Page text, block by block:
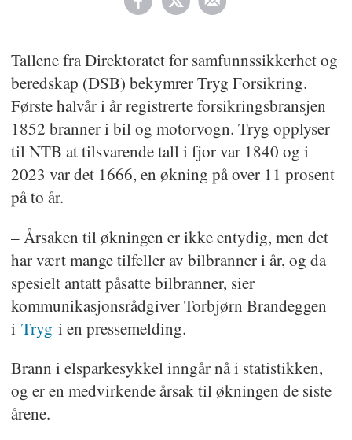
Tallene fra Direktoratet for samfunnssikkerhet og
beredskap (DSB) bekymrer Tryg Forsikring.
Første halvår i år registrerte forsikringsbransjen
1852 branner i bil og motorvogn. Tryg opplyser
til NTB at tilsvarende tall i fjor var 1840 og i
2023 var det 1666, en økning på over 11 prosent
på to år.
– Årsaken til økningen er ikke entydig, men det
har vært mange tilfeller av bilbranner i år, og da
spesielt antatt påsatte bilbranner, sier
kommunikasjonsrådgiver Torbjørn Brandeggen
i Tryg i en pressemelding.
Brann i elsparkesykkel inngår nå i statistikken,
og er en medvirkende årsak til økningen de siste
årene.